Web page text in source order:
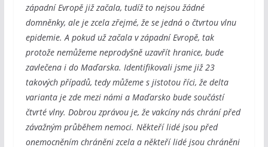
západní Evropě již začala, tudíž to nejsou žádné
domněnky, ale je zcela zřejmé, že se jedná o čtvrtou vlnu
epidemie. A pokud už začala v západní Evropě, tak
protože nemůžeme neprodyšně uzavřít hranice, bude
zavlečena i do Maďarska. Identifikovali jsme již 23
takových případů, tedy můžeme s jistotou říci, že delta
varianta je zde mezi námi a Maďarsko bude součástí
čtvrté vlny. Dobrou zprávou je, že vakcíny nás chrání před
závažným průběhem nemoci. Někteří lidé jsou před
onemocněním chráněni zcela a někteří lidé jsou chráněni